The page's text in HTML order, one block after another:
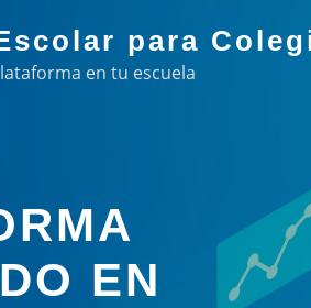
para
en tu escuela
EN